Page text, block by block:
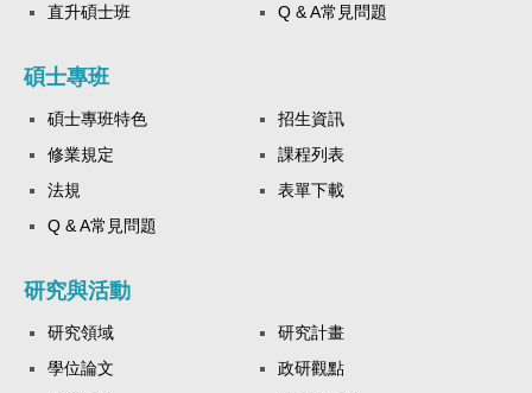
直升碩士班
Q & A常見問題
碩士專班
碩士專班特色
招生資訊
修業規定
課程列表
法規
表單下載
Q & A常見問題
研究與活動
研究領域
研究計畫
學位論文
政研觀點